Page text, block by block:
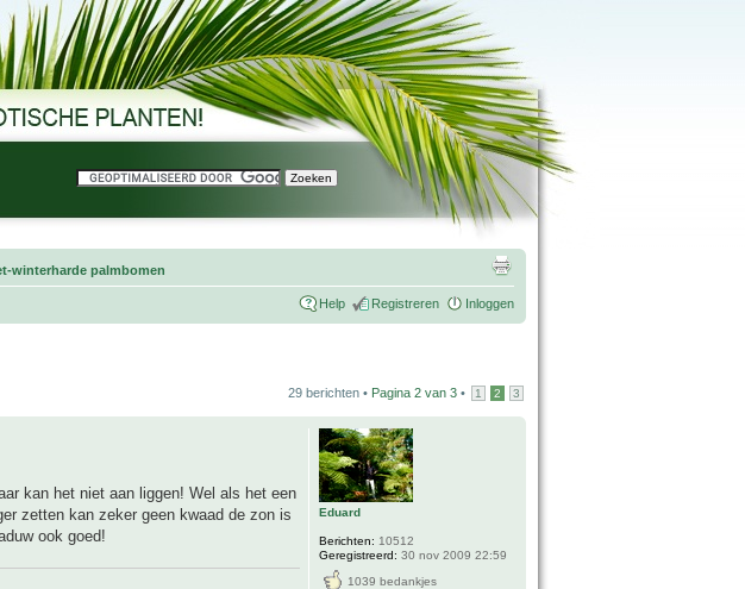
winterharde palmbomen
Help Registreren Inloggen
29 berichten • Pagina 2 van 3 • 1 2 3
kan het niet aan liggen! Wel als het een
zetten kan zeker geen kwaad de zon is
ook goed!
Eduard
Berichten: 10512
Geregistreerd: 30 nov 2009 22:59
1039 bedankjes